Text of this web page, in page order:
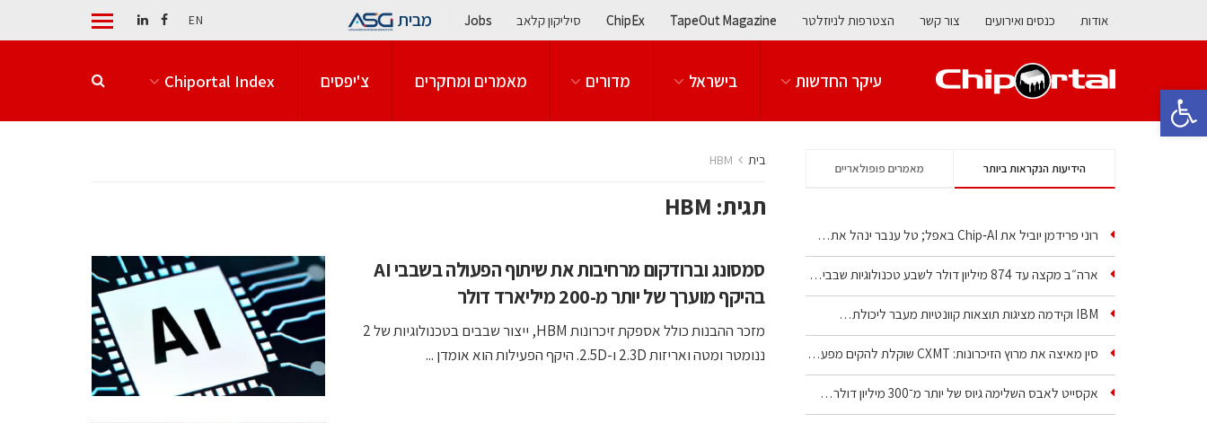
פתח סרגל נגישות
אודות כנסים ואירועים צור קשר הצטרפות לניוזלטר TapeOut Magazine
ChipEx סיליקון קלאב Jobs מבית EN
עיקר החדשות בישראל מדורים מאמרים ומחקרים צ'יפסים Chiportal Index
בית HBM
תגית: HBM
סמסונג וברודקום מרחיבות את שיתוף הפעולה בשבבי AI
בהיקף מוערך של יותר מ-200 מיליארד דולר
מזכר ההבנות כולל אספקת זיכרונות HBM, ייצור שבבים בטכנולוגיות של 2
ננומטר ומטה ואריזות 2.3D ו-2.5D. היקף הפעילות הוא אומדן ...
הידיעות הנקראות ביותר מאמרים פופולאריים
רוני פרידמן יוביל את Chip‑AI באפל; טל ענבר ינהל את…
ארה״ב מקצה עד 874 מיליון דולר לשבע טכנולוגיות שבבים…
IBM וקידמה מציגות תוצאות קוונטיות מעבר ליכולת…
סין מאיצה את מרוץ הזיכרונות: CXMT שוקלת להקים מפעל…
אקסייט לאבס השלימה גיוס של יותר מ־300 מיליון דולר…